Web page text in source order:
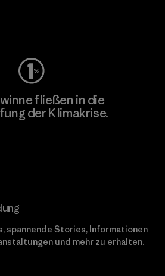
fließen in die
der Klimakrise.
spannende Stories, Informationen
und mehr zu erhalten.